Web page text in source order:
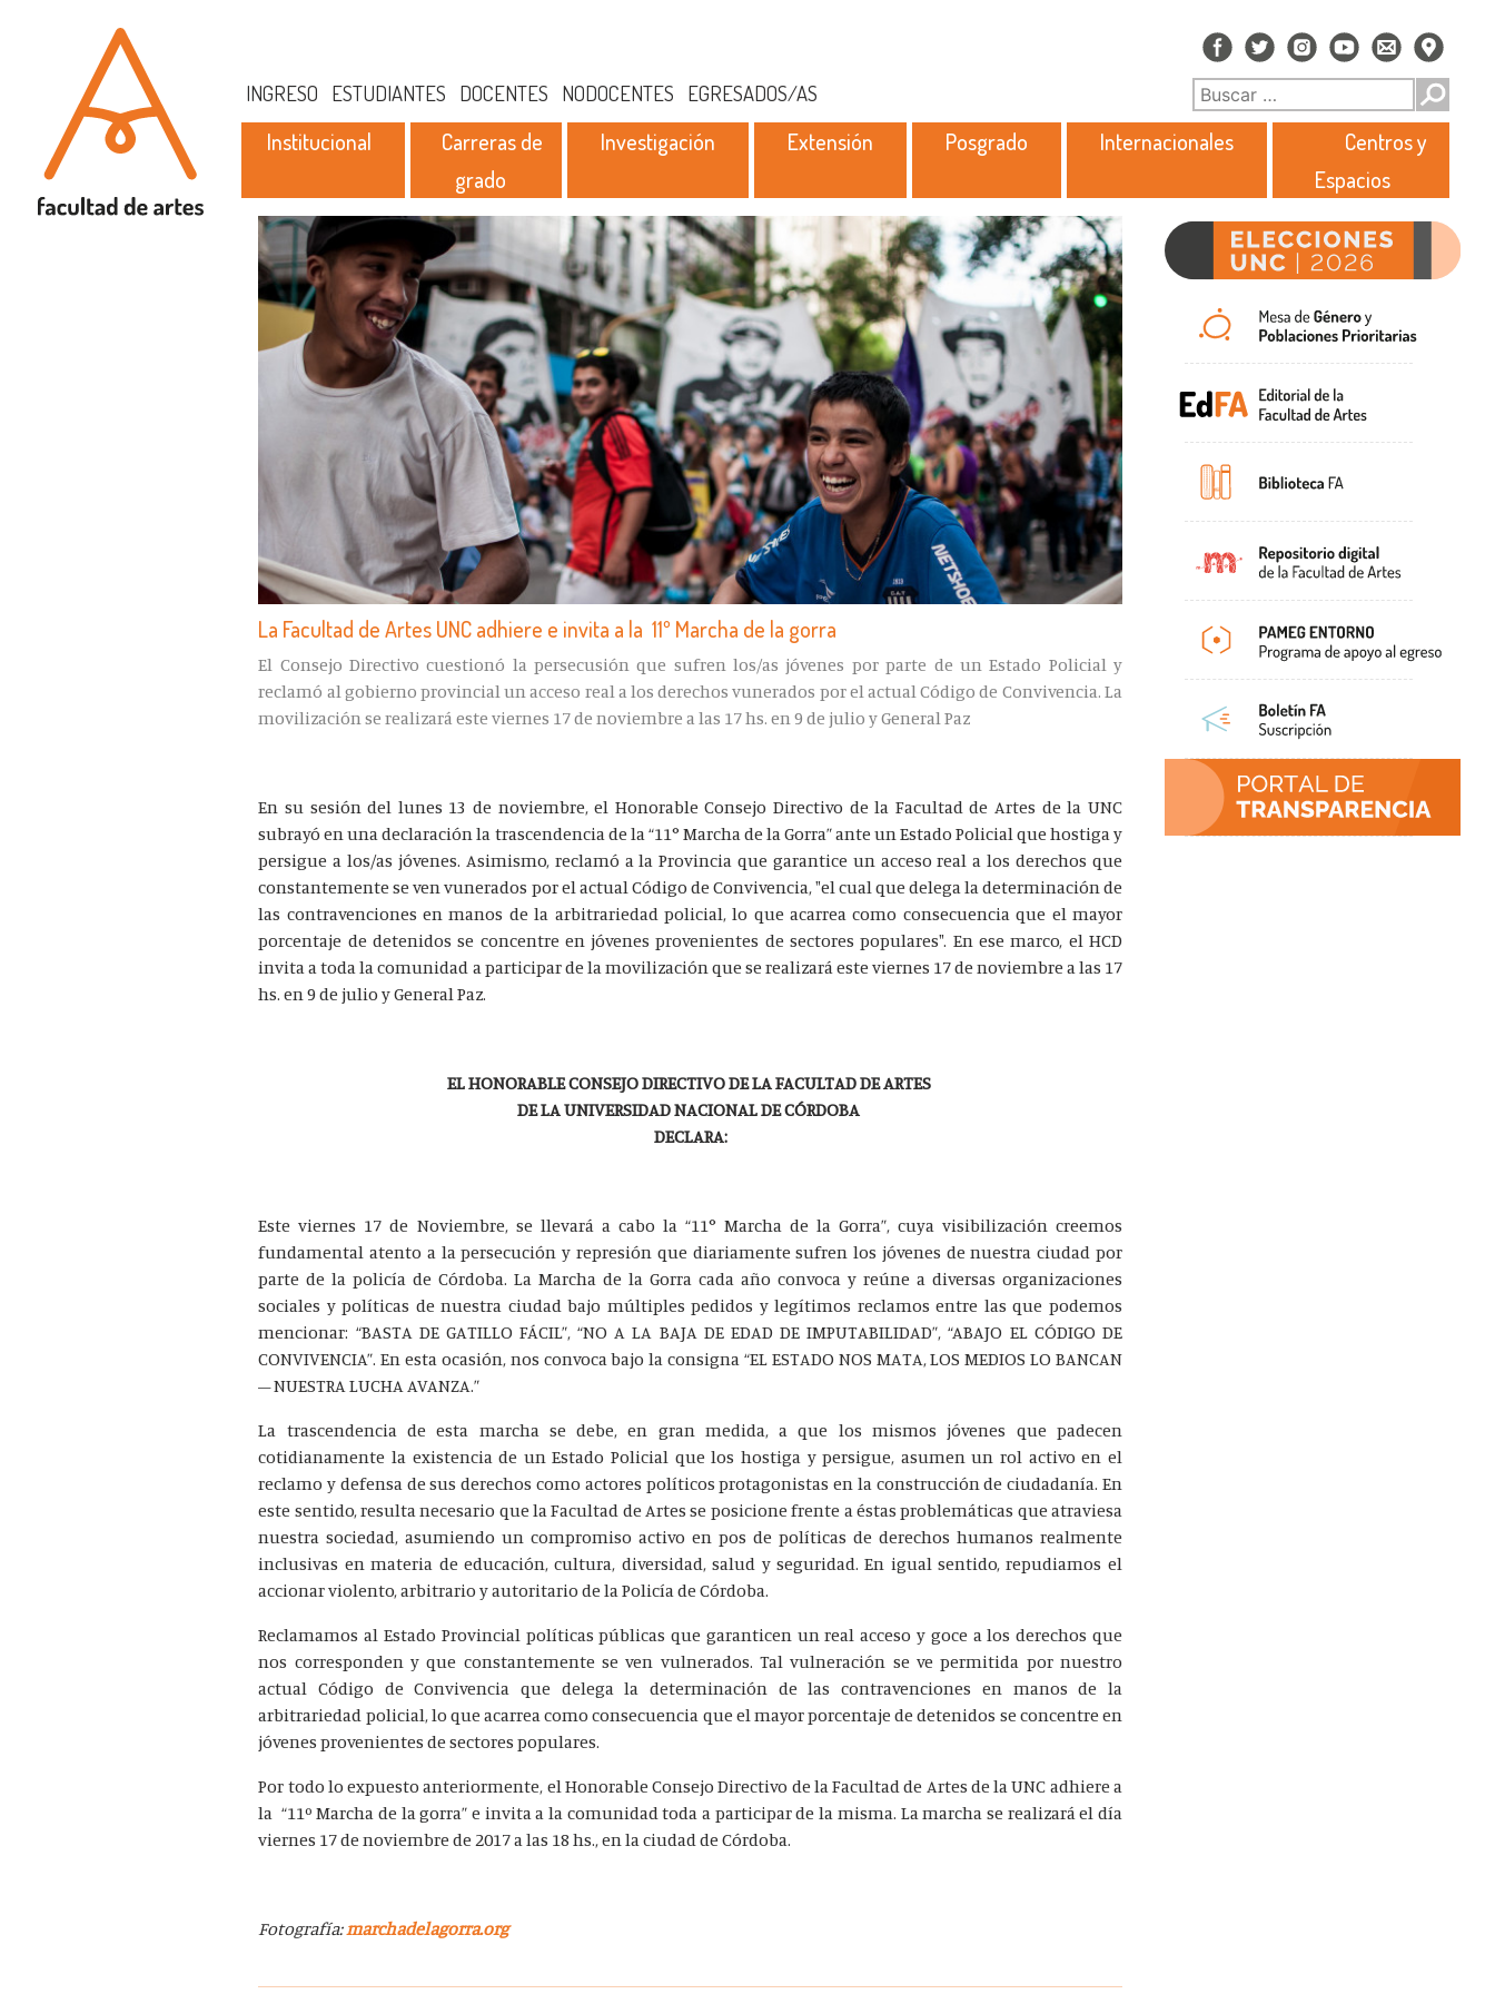
INGRESO ESTUDIANTES DOCENTES NODOCENTES EGRESADOS/AS
Institucional
Carreras de
grado
Investigación Extensión Posgrado Internacionales
Centros y
Espacios
La Facultad de Artes UNC adhiere e invita a la 11º Marcha de la gorra
El Consejo Directivo cuestionó la persecusión que sufren los/as jóvenes por parte de un Estado Policial y
reclamó al gobierno provincial un acceso real a los derechos vunerados por el actual Código de Convivencia. La
movilización se realizará este viernes 17 de noviembre a las 17 hs. en 9 de julio y General Paz
En su sesión del lunes 13 de noviembre, el Honorable Consejo Directivo de la Facultad de Artes de la UNC
subrayó en una declaración la trascendencia de la “11° Marcha de la Gorra” ante un Estado Policial que hostiga y
persigue a los/as jóvenes. Asimismo, reclamó a la Provincia que garantice un acceso real a los derechos que
constantemente se ven vunerados por el actual Código de Convivencia, "el cual que delega la determinación de
las contravenciones en manos de la arbitrariedad policial, lo que acarrea como consecuencia que el mayor
porcentaje de detenidos se concentre en jóvenes provenientes de sectores populares". En ese marco, el HCD
invita a toda la comunidad a participar de la movilización que se realizará este viernes 17 de noviembre a las 17
hs. en 9 de julio y General Paz.
EL HONORABLE CONSEJO DIRECTIVO DE LA FACULTAD DE ARTES
DE LA UNIVERSIDAD NACIONAL DE CÓRDOBA
DECLARA:
Este viernes 17 de Noviembre, se llevará a cabo la “11° Marcha de la Gorra”, cuya visibilización creemos
fundamental atento a la persecución y represión que diariamente sufren los jóvenes de nuestra ciudad por
parte de la policía de Córdoba. La Marcha de la Gorra cada año convoca y reúne a diversas organizaciones
sociales y políticas de nuestra ciudad bajo múltiples pedidos y legítimos reclamos entre las que podemos
mencionar: “BASTA DE GATILLO FÁCIL”, “NO A LA BAJA DE EDAD DE IMPUTABILIDAD”, “ABAJO EL CÓDIGO DE
CONVIVENCIA”. En esta ocasión, nos convoca bajo la consigna “EL ESTADO NOS MATA, LOS MEDIOS LO BANCAN
– NUESTRA LUCHA AVANZA.”
La trascendencia de esta marcha se debe, en gran medida, a que los mismos jóvenes que padecen
cotidianamente la existencia de un Estado Policial que los hostiga y persigue, asumen un rol activo en el
reclamo y defensa de sus derechos como actores políticos protagonistas en la construcción de ciudadanía. En
este sentido, resulta necesario que la Facultad de Artes se posicione frente a éstas problemáticas que atraviesa
nuestra sociedad, asumiendo un compromiso activo en pos de políticas de derechos humanos realmente
inclusivas en materia de educación, cultura, diversidad, salud y seguridad. En igual sentido, repudiamos el
accionar violento, arbitrario y autoritario de la Policía de Córdoba.
Reclamamos al Estado Provincial políticas públicas que garanticen un real acceso y goce a los derechos que
nos corresponden y que constantemente se ven vulnerados. Tal vulneración se ve permitida por nuestro
actual Código de Convivencia que delega la determinación de las contravenciones en manos de la
arbitrariedad policial, lo que acarrea como consecuencia que el mayor porcentaje de detenidos se concentre en
jóvenes provenientes de sectores populares.
Por todo lo expuesto anteriormente, el Honorable Consejo Directivo de la Facultad de Artes de la UNC adhiere a
la “11º Marcha de la gorra” e invita a la comunidad toda a participar de la misma. La marcha se realizará el día
viernes 17 de noviembre de 2017 a las 18 hs., en la ciudad de Córdoba.
Fotografía:marchadelagorra.org